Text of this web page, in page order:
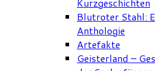
Blutroter Stahl:
Anthologie
Artefakte
Geisterland –